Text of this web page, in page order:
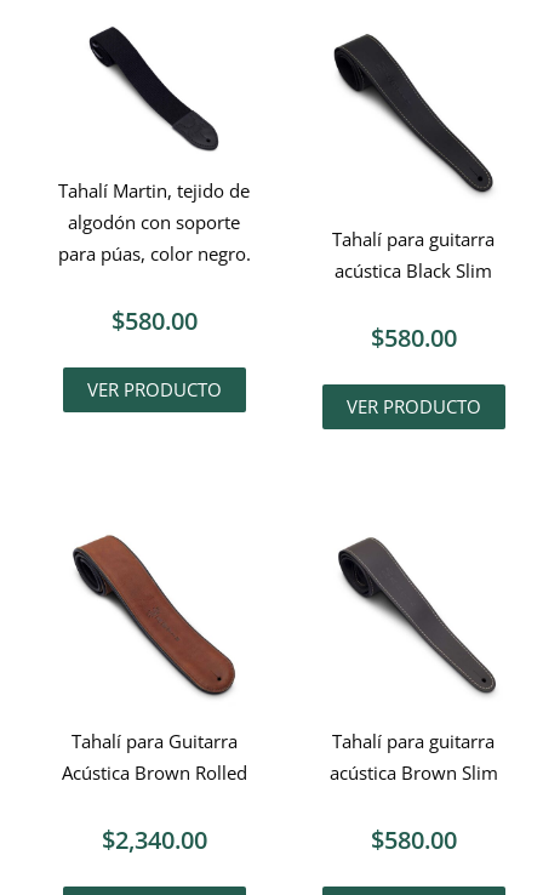
Tahalí Martin, tejido de
algodón con soporte
para púas, color negro.
$580.00
VER PRODUCTO
Tahalí para guitarra
acústica Black Slim
$580.00
VER PRODUCTO
Tahalí para Guitarra
Acústica Brown Rolled
$2,340.00
Tahalí para guitarra
acústica Brown Slim
$580.00